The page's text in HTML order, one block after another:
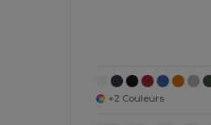
+2 Couleurs